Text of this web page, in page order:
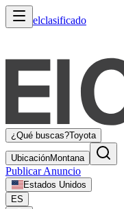
elclasificado
¿Qué buscas?Toyota
UbicaciónMontana
Publicar Anuncio
Estados Unidos
ES